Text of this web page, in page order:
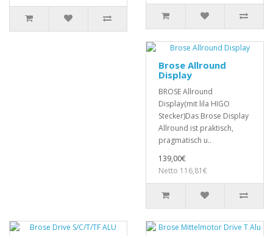
Brose Allround
Display
BROSE Allround
Display(mit lila HIGO
Stecker)Das Brose Display
Allround ist praktisch,
pragmatisch u..
139,00€
Netto 116,81€